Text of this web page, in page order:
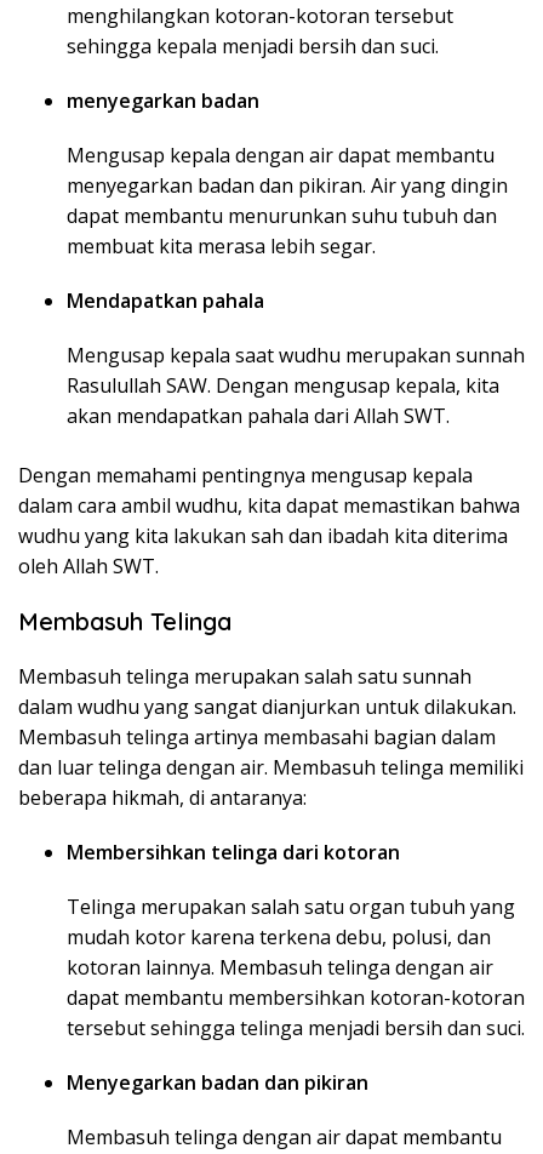
menghilangkan kotoran-kotoran tersebut
sehingga kepala menjadi bersih dan suci.
menyegarkan badan
Mengusap kepala dengan air dapat membantu
menyegarkan badan dan pikiran. Air yang dingin
dapat membantu menurunkan suhu tubuh dan
membuat kita merasa lebih segar.
Mendapatkan pahala
Mengusap kepala saat wudhu merupakan sunnah
Rasulullah SAW. Dengan mengusap kepala, kita
akan mendapatkan pahala dari Allah SWT.
Dengan memahami pentingnya mengusap kepala
dalam cara ambil wudhu, kita dapat memastikan bahwa
wudhu yang kita lakukan sah dan ibadah kita diterima
oleh Allah SWT.
Membasuh Telinga
Membasuh telinga merupakan salah satu sunnah
dalam wudhu yang sangat dianjurkan untuk dilakukan.
Membasuh telinga artinya membasahi bagian dalam
dan luar telinga dengan air. Membasuh telinga memiliki
beberapa hikmah, di antaranya:
Membersihkan telinga dari kotoran
Telinga merupakan salah satu organ tubuh yang
mudah kotor karena terkena debu, polusi, dan
kotoran lainnya. Membasuh telinga dengan air
dapat membantu membersihkan kotoran-kotoran
tersebut sehingga telinga menjadi bersih dan suci.
Menyegarkan badan dan pikiran
Membasuh telinga dengan air dapat membantu